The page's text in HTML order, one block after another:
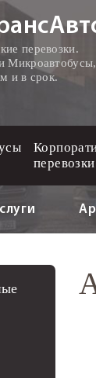
перевозки.
Микроавтобусы,
и в срок.
перевозки